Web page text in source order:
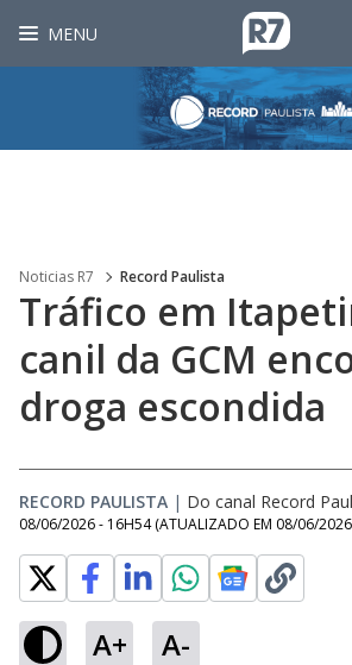
MENU
Noticias R7 Record Paulista
Tráfico em
canil da GCM
droga escondida
RECORD PAULISTA | Do canal Record
08/06/2026 - 16H54 (ATUALIZADO EM 08/06/
A+ A-